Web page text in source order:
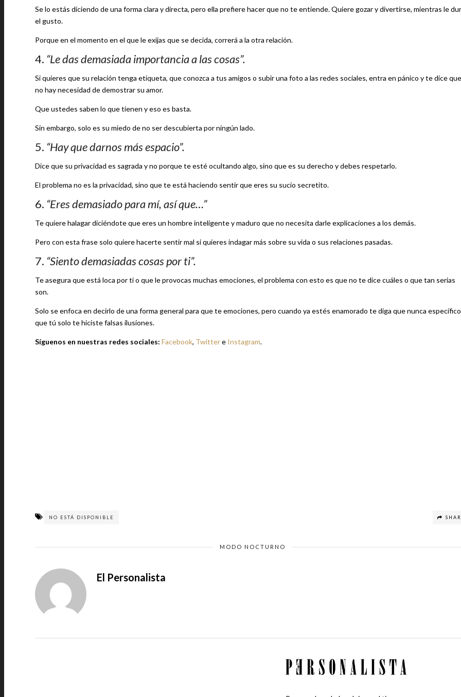
Se lo estás diciendo de una forma clara y directa, pero ella prefiere hacer que no te entiende. Quiere gozar y divertirse, mientras le
el gusto.
Porque en el momento en el que le exijas que se decida, correrá a la otra relación.
4. “Le das demasiada importancia a las cosas”.
Si quieres que su relación tenga etiqueta, que conozca a tus amigos o subir una foto a las redes sociales, entra en pánico y te dice que
no hay necesidad de demostrar su amor.
Que ustedes saben lo que tienen y eso es basta.
Sin embargo, solo es su miedo de no ser descubierta por ningún lado.
5. “Hay que darnos más espacio”.
Dice que su privacidad es sagrada y no porque te esté ocultando algo, sino que es su derecho y debes respetarlo.
El problema no es la privacidad, sino que te está haciendo sentir que eres su sucio secretito.
6. “Eres demasiado para mí, así que…”
Te quiere halagar diciéndote que eres un hombre inteligente y maduro que no necesita darle explicaciones a los demás.
Pero con esta frase solo quiere hacerte sentir mal si quieres indagar más sobre su vida o sus relaciones pasadas.
7. “Siento demasiadas cosas por ti”.
Te asegura que está loca por ti o que le provocas muchas emociones, el problema con esto es que no te dice cuáles o que tan serias
son.
Solo se enfoca en decirlo de una forma general para que te emociones, pero cuando ya estés enamorado te diga que nunca
que tú solo te hiciste falsas ilusiones.
Síguenos en nuestras redes sociales: Facebook, Twittere Instagram.
NO ESTÁ DISPONIBLE
MODO NOCTURNO
El Personalista